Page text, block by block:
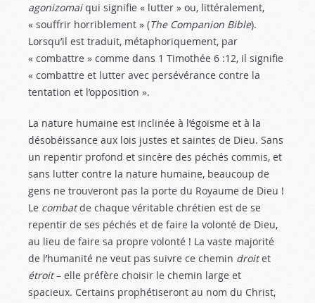
agonizomaiqui signifie « lutter » ou, littéralement,
« souffrir horriblement » (The Companion Bible).
Lorsqu’il est traduit, métaphoriquement, par
« combattre » comme dans 1 Timothée 6 :12, il signifie
« combattre et lutter avec persévérance contre la
tentation et l’opposition ».
La nature humaine est inclinée à l’égoïsme et à la
désobéissance aux lois justes et saintes de Dieu. Sans
un repentir profond et sincère des péchés commis, et
sans lutter contre la nature humaine, beaucoup de
gens ne trouveront pas la porte du Royaume de Dieu !
Le combatde chaque véritable chrétien est de se
repentir de ses péchés et de faire la volonté de Dieu,
au lieu de faire sa propre volonté ! La vaste majorité
de l’humanité ne veut pas suivre ce chemin droitet
étroit– elle préfère choisir le chemin large et
spacieux. Certains prophétiseront au nom du Christ,